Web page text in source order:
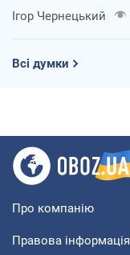
Ігор Чернецький
Всі думки
Про компанію
Правова інформація